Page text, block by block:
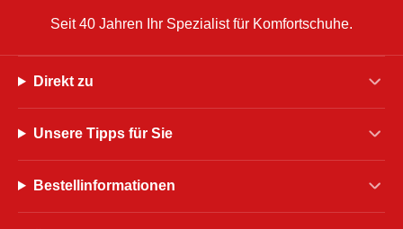
Seit 40 Jahren Ihr Spezialist für Komfortschuhe.
Direkt zu
Unsere Tipps für Sie
Bestellinformationen